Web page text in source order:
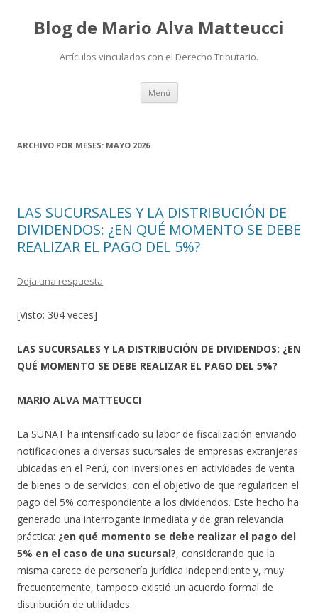
Blog de Mario Alva Matteucci
Artículos vinculados con el Derecho Tributario.
Menú Ir
contenido
ARCHIVO POR MESES: MAYO 2026
LAS SUCURSALES Y LA DISTRIBUCIÓN DE
DIVIDENDOS: ¿EN QUÉ MOMENTO SE DEBE
REALIZAR EL PAGO DEL 5%?
Deja una respuesta
[Visto: 304 veces]
LAS SUCURSALES Y LA DISTRIBUCIÓN DE DIVIDENDOS: ¿EN
QUÉ MOMENTO SE DEBE REALIZAR EL PAGO DEL 5%?
MARIO ALVA MATTEUCCI
La SUNAT ha intensificado su labor de fiscalización enviando
notificaciones a diversas sucursales de empresas extranjeras
ubicadas en el Perú, con inversiones en actividades de venta
de bienes o de servicios, con el objetivo de que regularicen el
pago del 5% correspondiente a los dividendos. Este hecho ha
generado una interrogante inmediata y de gran relevancia
práctica: ¿en qué momento se debe realizar el pago del
5% en el caso de una sucursal?, considerando que la
misma carece de personería jurídica independiente y, muy
frecuentemente, tampoco existió un acuerdo formal de
distribución de utilidades.